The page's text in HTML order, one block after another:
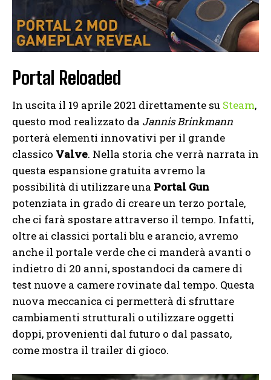
Portal Reloaded
In uscita il 19 aprile 2021 direttamente su Steam,
questo mod realizzato da Jannis Brinkmann
porterà elementi innovativi per il grande
classico Valve. Nella storia che verrà narrata in
questa espansione gratuita avremo la
possibilità di utilizzare una Portal Gun
potenziata in grado di creare un terzo portale,
che ci farà spostare attraverso il tempo. Infatti,
oltre ai classici portali blu e arancio, avremo
anche il portale verde che ci manderà avanti o
indietro di 20 anni, spostandoci da camere di
test nuove a camere rovinate dal tempo. Questa
nuova meccanica ci permetterà di sfruttare
cambiamenti strutturali o utilizzare oggetti
doppi, provenienti dal futuro o dal passato,
come mostra il trailer di gioco.